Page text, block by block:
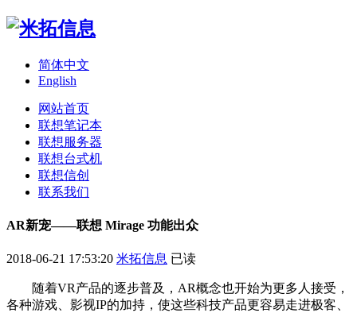
简体中文
English
网站首页
联想笔记本
联想服务器
联想台式机
联想信创
联系我们
AR新宠——联想 Mirage 功能出众
2018-06-21 17:53:20 米拓信息 已读
随着VR产品的逐步普及，AR概念也开始为更多人接受，
各种游戏、影视IP的加持，使这些科技产品更容易走进极客、